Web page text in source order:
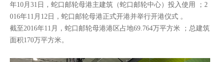
年10月31日，蛇口邮轮母港主建筑（蛇口邮轮中心）投入使用 ；2
016年11月12日，蛇口邮轮母港正式开港并举行开港仪式 。
截至2016年11月，蛇口邮轮母港港区占地69.764万平方米 ；总建筑
面积170万平方米。